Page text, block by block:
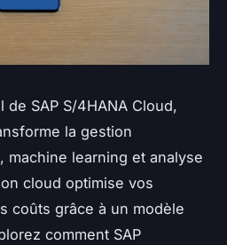
SAP S/4HANA Cloud,
la gestion
machine learning et analyse
cloud optimise vos
coûts grâce à un modèle
comment SAP